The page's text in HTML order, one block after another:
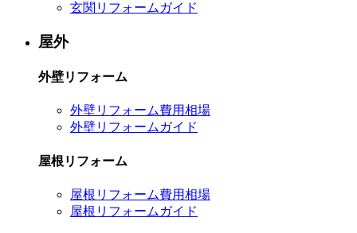
玄関リフォームガイド
屋外
外壁リフォーム
外壁リフォーム費用相場
外壁リフォームガイド
屋根リフォーム
屋根リフォーム費用相場
屋根リフォームガイド